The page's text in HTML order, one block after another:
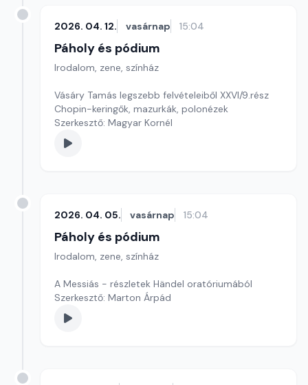
2026. 04. 12. vasárnap 15:04
Páholy és pódium
Irodalom, zene, színház
Vásáry Tamás legszebb felvételeiből XXVI/9.rész
Chopin-keringők, mazurkák, polonézek
Szerkesztő: Magyar Kornél
2026. 04. 05. vasárnap 15:04
Páholy és pódium
Irodalom, zene, színház
A Messiás - részletek Händel oratóriumából
Szerkesztő: Marton Árpád